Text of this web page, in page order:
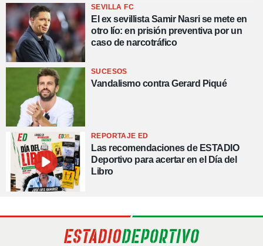
SEVILLA FC
El ex sevillista Samir Nasri se mete en
otro lío: en prisión preventiva por un
caso de narcotráfico
SUCESOS
Vandalismo contra Gerard Piqué
REPORTAJE ED
Las recomendaciones de ESTADIO
Deportivo para acertar en el Día del
Libro